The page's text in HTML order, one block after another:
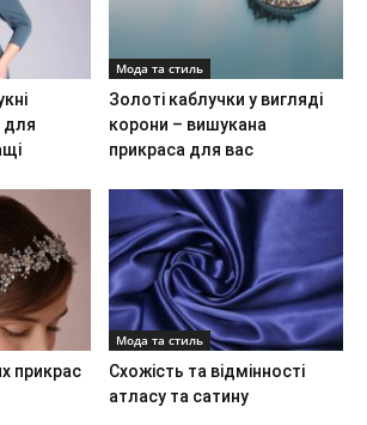
для
Мода та стиль
Золоті каблучки у вигляді
корони – вишукана
прикраса для вас
прикрас
Мода та стиль
Схожість та відмінності
атласу та сатину